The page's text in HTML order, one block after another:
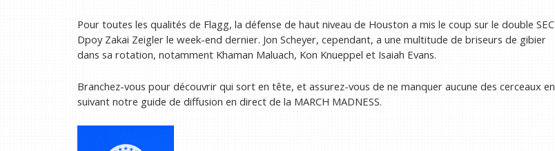
Pour toutes les qualités de Flagg, la défense de haut niveau de Houston a mis le coup sur le double SEC
Dpoy Zakai Zeigler le week-end dernier. Jon Scheyer, cependant, a une multitude de briseurs de gibier
dans sa rotation, notamment Khaman Maluach, Kon Knueppel et Isaiah Evans.
Branchez-vous pour découvrir qui sort en tête, et assurez-vous de ne manquer aucune des cerceaux en
suivant notre guide de diffusion en direct de la MARCH MADNESS.